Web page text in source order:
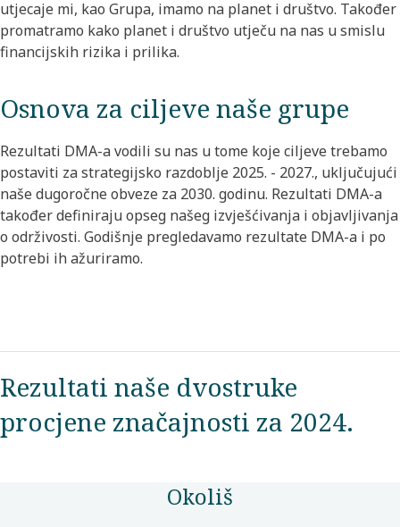
utjecaje mi, kao Grupa, imamo na planet i društvo. Također
promatramo kako planet i društvo utječu na nas u smislu
financijskih rizika i prilika.
Osnova za ciljeve naše grupe
Rezultati DMA-a vodili su nas u tome koje ciljeve trebamo
postaviti za strategijsko razdoblje 2025. - 2027., uključujući
naše dugoročne obveze za 2030. godinu. Rezultati DMA-a
također definiraju opseg našeg izvješćivanja i objavljivanja
o održivosti. Godišnje pregledavamo rezultate DMA-a i po
potrebi ih ažuriramo.
Rezultati naše dvostruke
procjene značajnosti za 2024.
Okoliš